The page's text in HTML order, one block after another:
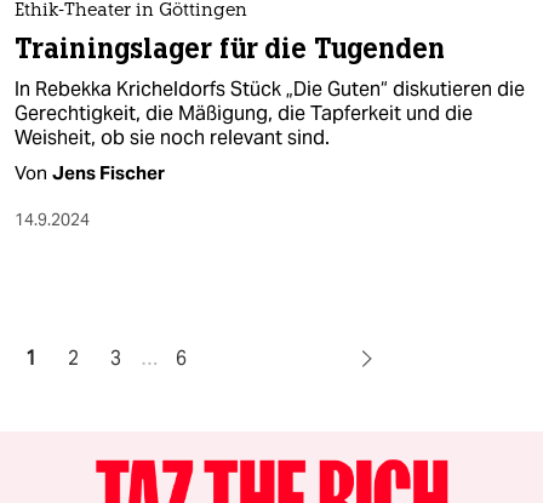
Ethik-Theater in Göttingen
Trainingslager für die Tugenden
In Rebekka Kricheldorfs Stück „Die Guten“ diskutieren die
Gerechtigkeit, die Mäßigung, die Tapferkeit und die
Weisheit, ob sie noch relevant sind.
Von Jens Fischer
14.9.2024
1 2 3 … 6